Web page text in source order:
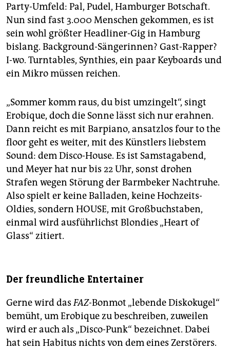
Party-Umfeld: Pal, Pudel, Hamburger Botschaft.
Nun sind fast 3.000 Menschen gekommen, es ist
sein wohl größter Headliner-Gig in Hamburg
bislang. Background-Sängerinnen? Gast-Rapper?
I-wo. Turntables, Synthies, ein paar Keyboards und
ein Mikro müssen reichen.
„Sommer komm raus, du bist umzingelt“, singt
Erobique, doch die Sonne lässt sich nur erahnen.
Dann reicht es mit Barpiano, ansatzlos four to the
floor geht es weiter, mit des Künstlers liebstem
Sound: dem Disco-House. Es ist Samstagabend,
und Meyer hat nur bis 22 Uhr, sonst drohen
Strafen wegen Störung der Barmbeker Nachtruhe.
Also spielt er keine Balladen, keine Hochzeits-
Oldies, sondern HOUSE, mit Großbuchstaben,
einmal wird ausführlichst Blondies „Heart of
Glass“ zitiert.
Der freundliche Entertainer
Gerne wird dasFAZ-Bonmot „lebende Diskokugel“
bemüht, um Erobique zu beschreiben, zuweilen
wird er auch als „Disco-Punk“ bezeichnet. Dabei
hat sein Habitus nichts von dem eines Zerstörers.